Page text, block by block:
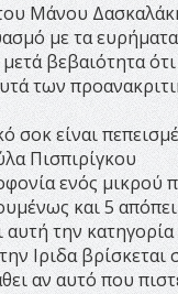
Μάνου
με τα
βεβαιότητα
των
σοκ είναι
Πισπιρίγκου
ενός
και 5
την
Ιριδα
αν αυτό που